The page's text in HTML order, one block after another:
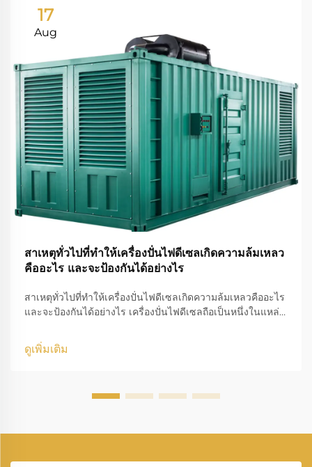
17
Aug
สาเหตุทั่วไปที่ทำให้เครื่องปั่นไฟดีเซลเกิดความล้มเหลว
คืออะไร และจะป้องกันได้อย่างไร
สาเหตุทั่วไปที่ทำให้เครื่องปั่นไฟดีเซลเกิดความล้มเหลวคืออะไร
และจะป้องกันได้อย่างไร เครื่องปั่นไฟดีเซลถือเป็นหนึ่งในแหล่ง
อุตสาหกรรม อาคารที่อยู่อาศัย สถานพยาบาล ศูนย์ข้อมูล สถาน
ที่ก่อสร้าง...
ดูเพิ่มเติม